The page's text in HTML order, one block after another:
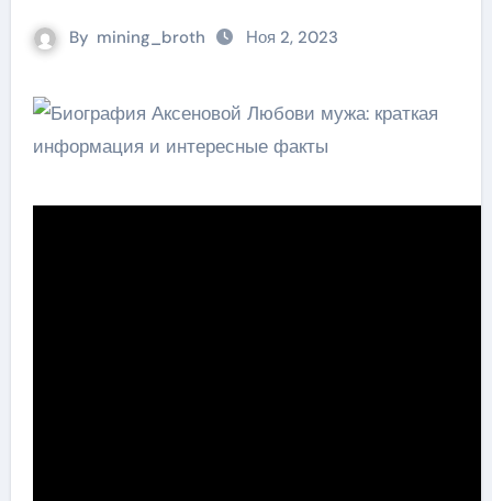
By mining_broth Ноя 2, 2023